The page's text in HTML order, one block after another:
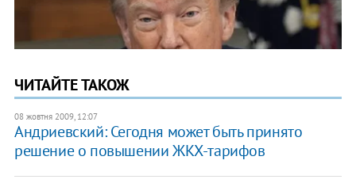
ЧИТАЙТЕ ТАКОЖ
08 жовтня 2009, 12:07
Андриевский: Сегодня может быть принято
решение о повышении ЖКХ-тарифов